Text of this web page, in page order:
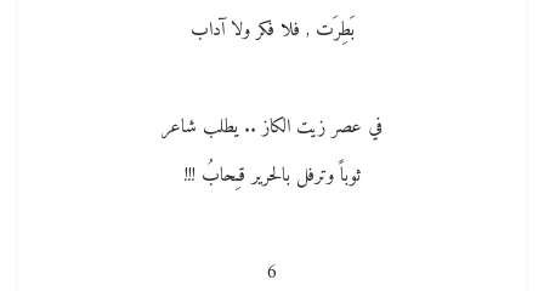
بَطِرَت , فلا فكر ولا آداب
في عصر زيت الكاز .. يطلب شاعر
ثوباً وترفل بالحرير قـِحابُ !!!
6